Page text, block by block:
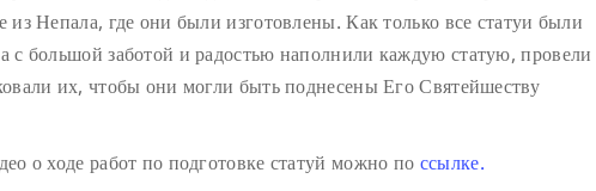
из Непала, где они были изготовлены. Как только все статуи были
с большой заботой и радостью наполнили каждую статую, провели
их, чтобы они могли быть поднесены Его Святейшеству
о ходе работ по подготовке статуй можно по ссылке.